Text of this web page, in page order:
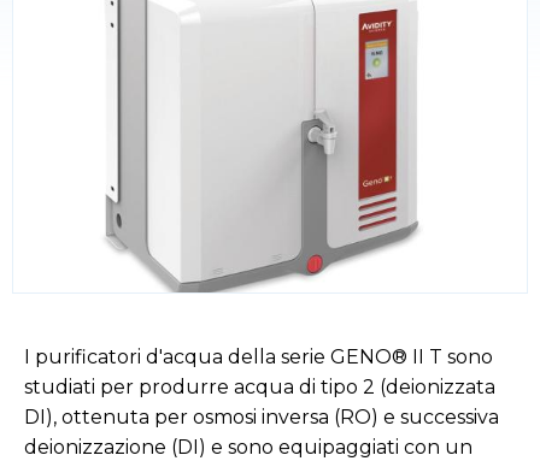
I purificatori d'acqua della serie GENO® II T sono
studiati per produrre acqua di tipo 2 (deionizzata
DI), ottenuta per osmosi inversa (RO) e successiva
deionizzazione (DI) e sono equipaggiati con un